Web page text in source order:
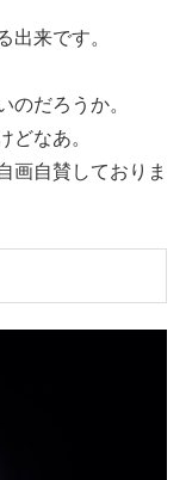
出来です。
のだろうか。
どなあ。
画自賛しておりま